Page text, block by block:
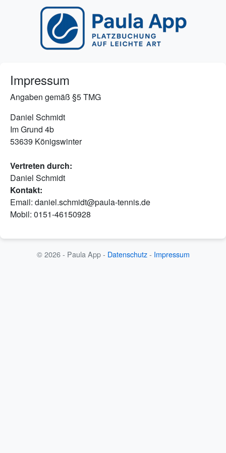
Impressum
Angaben gemäß §5 TMG
Daniel Schmidt
Im Grund 4b
53639 Königswinter
Vertreten durch:
Daniel Schmidt
Kontakt:
Email: daniel.schmidt@paula-tennis.de
Mobil: 0151-46150928
© 2026 - Paula App - Datenschutz- Impressum